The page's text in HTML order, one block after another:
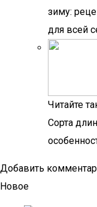
зиму:
для всей
Читайте
Сорта
Добавить
Новое